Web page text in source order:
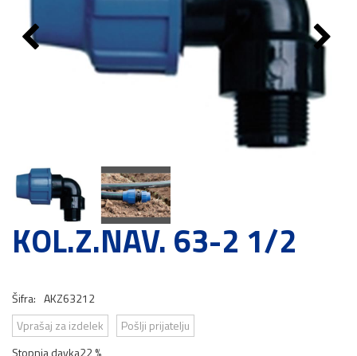
KOL.Z.NAV. 63-2 1/2
Šifra: AKZ63212
Vprašaj za izdelek
Pošlji prijatelju